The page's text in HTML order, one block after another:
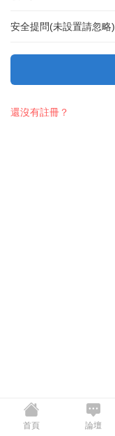
安全提問(未設置請忽略)
還沒有註冊？
首頁 論壇